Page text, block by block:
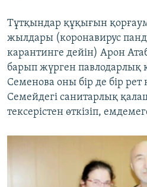
Тұтқындар құқығын
жылдары (коронавирус
карантинге дейін) Арон
барып жүрген павлодарлық
Семенова оны бір де бір
Семейдегі санитарлық
тексерістен өткізіп,